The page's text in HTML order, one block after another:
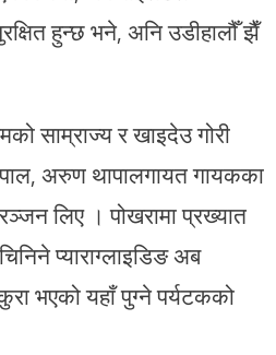
हुन्छ भने, अनि उडीहालौँ झैँ
साम्राज्य र खाइदेउ गोरी
अरुण थापालगायत गायकका
लिए । पोखरामा प्रख्यात
प्याराग्लाइडिङ अब
भएको यहाँ पुग्ने पर्यटकको